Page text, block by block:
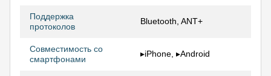
Поддержка
протоколов
Bluetooth, ANT+
Совместимость со
смартфонами
▸iPhone, ▸Android